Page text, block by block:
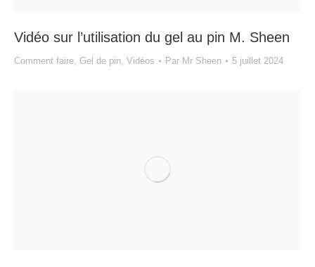
Vidéo sur l’utilisation du gel au pin M. Sheen
Comment faire, Gel de pin, Vidéos Par Mr Sheen 5 juillet 2024